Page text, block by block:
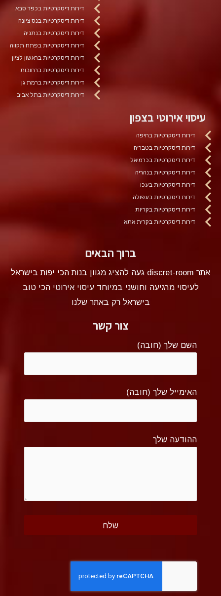
דירות דיסקרטיות בכפר סבא
דירות דיסקרטיות בנס ציונה
דירות דיסקרטיות בנתניה
דירות דיסקרטיות בפתח תקווה
דירות דיסקרטיות בראשון לציון
דירות דיסקרטיות ברחובות
דירות דיסקרטיות ברמת גן
דירות דיסקרטיות בתל אביב
עיסוי אירוטי בצפון
דירות דיסקרטיות בחיפה
דירות דיסקרטיות בטבריה
דירות דיסקרטיות בכרמיאל
דירות דיסקרטיות בנהריה
דירות דיסקרטיות בעכו
דירות דיסקרטיות בעפולה
דירות דיסקרטיות בקריות
דירות דיסקרטיות בקרית אתא
ברוך הבאים
אתר discret-room געה להציג מגוון בנות הכי יפות בישראל
לעיסוי מרגיעה וחושני במיוחדעיסוי אירוטי הכי טוב
בישראל רק באתר שלנו
צור קשר
השם שלך (חובה)
האימייל שלך (חובה)
ההודעה שלך